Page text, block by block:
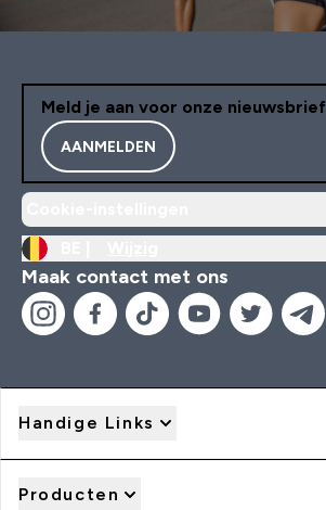
Meld je aan voor onze nieuwsbrief
AANMELDEN
Maak contact met ons
Handige Links
Producten